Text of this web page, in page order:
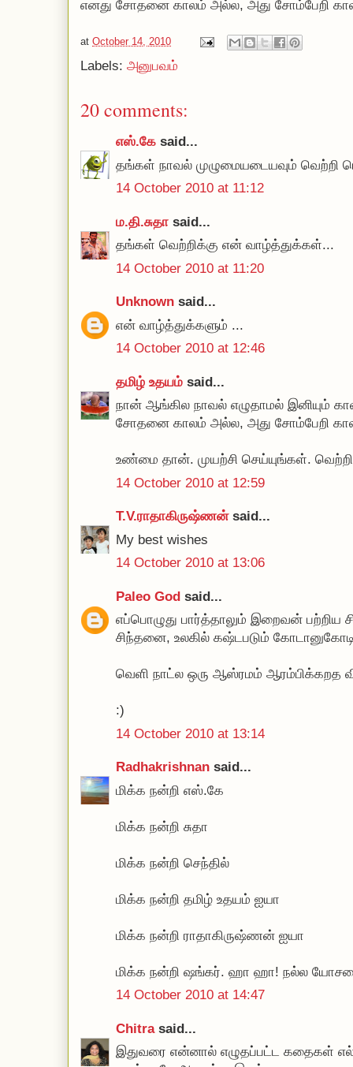
எனது சோதனை காலம் அல்ல, அது சோம்பேறி
at October 14, 2010
Labels: அனுபவம்
20 comments:
எஸ்.கே said...
தங்கள் நாவல் முழுமையடையவும் வெற்றி
14 October 2010 at 11:12
ம.தி.சுதா said...
தங்கள் வெற்றிக்கு என் வாழ்த்துக்கள்...
14 October 2010 at 11:20
Unknown said...
என் வாழ்த்துக்களும் ...
14 October 2010 at 12:46
தமிழ் உதயம் said...
நான் ஆங்கில நாவல் எழுதாமல் இனியும்
சோதனை காலம் அல்ல, அது சோம்பேறி
உண்மை தான். முயற்சி செய்யுங்கள்.
14 October 2010 at 12:59
T.V.ராதாகிருஷ்ணன்said...
My best wishes
14 October 2010 at 13:06
Paleo God said...
எப்பொழுது பார்த்தாலும் இறைவன் பற்றிய
சிந்தனை, உலகில் கஷ்டபடும்
வெளி நாட்ல ஒரு ஆஸ்ரமம் ஆரம்பிக்கறத
:)
14 October 2010 at 13:14
Radhakrishnan said...
மிக்க நன்றி எஸ்.கே
மிக்க நன்றி சுதா
மிக்க நன்றி செந்தில்
மிக்க நன்றி தமிழ் உதயம் ஐயா
மிக்க நன்றி ராதாகிருஷ்ணன் ஐயா
மிக்க நன்றி ஷங்கர். ஹா ஹா! நல்ல
14 October 2010 at 14:47
Chitrasaid...
இதுவரை என்னால் எழுதப்பட்ட கதைகள்